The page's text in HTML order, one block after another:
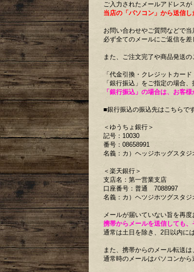
ご入力されたメールアドレスが
当店の「パソコン」から送信
お問い合わせやご質問などで当
必ず全てのメールにご返信を差
また、ご注文完了や商品発送
「代金引換・クレジットカー
「銀行振込」をご指定の場合
「銀行振込」の場合は、お客
■銀行振込の振込先はこちらで
＜ゆうちょ銀行＞
記号：10030
番号：08658991
名義：カ）ヘッジホッグスタジ
＜楽天銀行＞
支店名：第一営業支店
口座番号：普通 7088997
名義：カ）ヘツジホツグスタジ
メールが届いていない旨を再
携帯からメールを送信しても、
通常は土日を除き、2日以内に
また、携帯からのメール転送
通常時のメールはパソコンから